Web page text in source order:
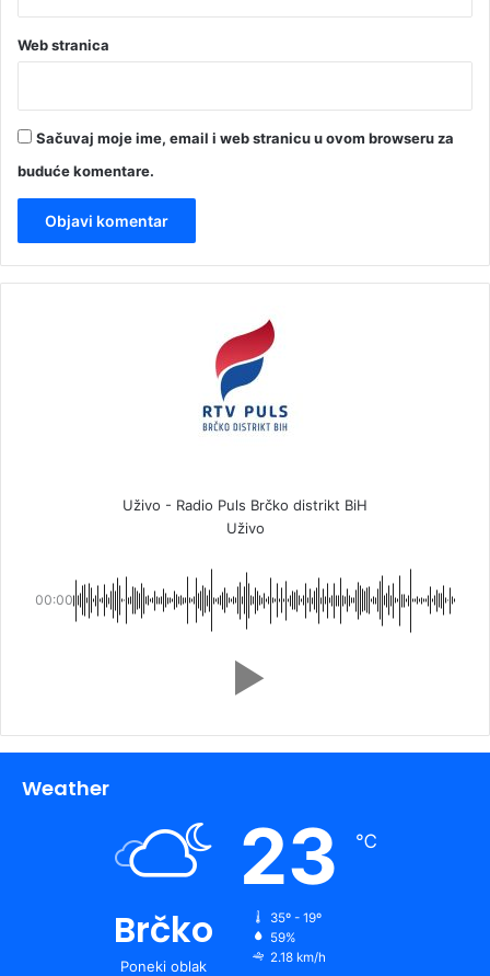
Web stranica
Sačuvaj moje ime, email i web stranicu u ovom browseru za
buduće komentare.
Uživo - Radio Puls Brčko distrikt BiH
Uživo
00:00
Weather
Brčko
Poneki oblak
23 ℃
35º - 19º
59%
2.18 km/h